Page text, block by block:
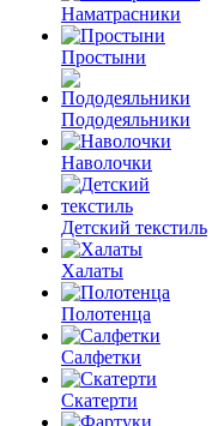
Наматрасники
Простыни
Пододеяльники
Наволочки
Детский текстиль
Халаты
Полотенца
Салфетки
Скатерти